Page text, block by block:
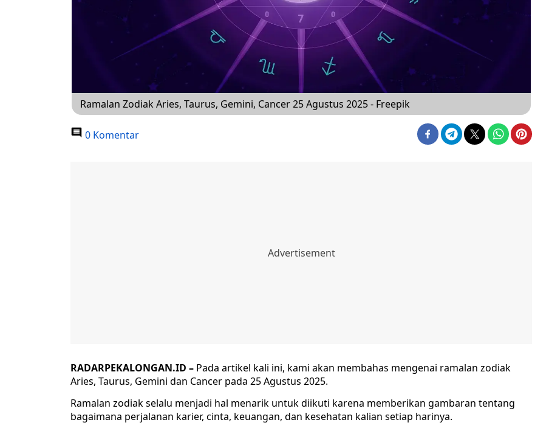
Ramalan Zodiak Aries, Taurus, Gemini, Cancer 25 Agustus 2025 - Freepik
0 Komentar
RADARPEKALONGAN.ID – Pada artikel kali ini, kami akan membahas mengenai ramalan zodiak
Aries, Taurus, Gemini dan Cancer pada 25 Agustus 2025.
Ramalan zodiak selalu menjadi hal menarik untuk diikuti karena memberikan gambaran tentang
bagaimana perjalanan karier, cinta, keuangan, dan kesehatan kalian setiap harinya.